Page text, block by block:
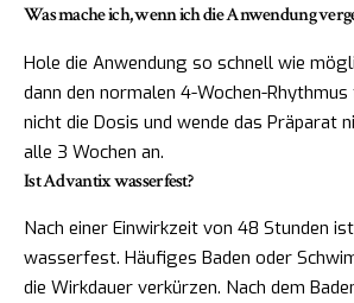
Was mache ich, wenn ich die Anwendung
Hole die Anwendung so schnell wie
dann den normalen 4-Wochen-
nicht die Dosis und wende das Präparat
alle 3 Wochen an.
Ist Advantix wasserfest?
Nach einer Einwirkzeit von 48 Stunden
wasserfest. Häufiges Baden oder
die Wirkdauer verkürzen. Nach dem